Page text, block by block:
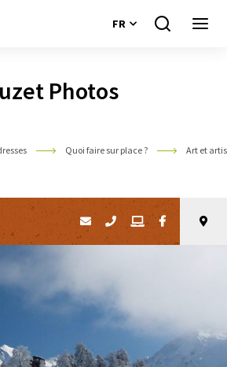
FR
Je
Photos
Quoi faire sur place ? Art et